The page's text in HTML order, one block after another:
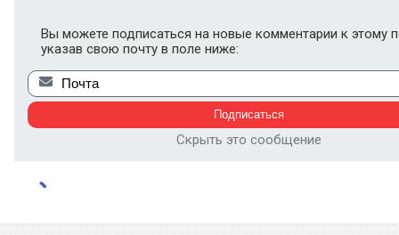
Вы можете подписаться на новые комментарии к этому
указав свою почту в поле ниже:
Скрыть это сообщение